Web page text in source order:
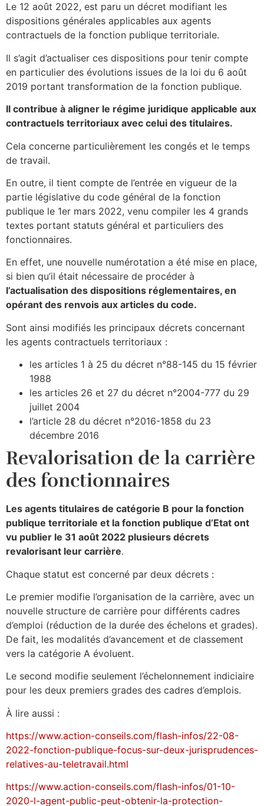
Le 12 août 2022, est paru un décret modifiant les
dispositions générales applicables aux agents
contractuels de la fonction publique territoriale.
Il s’agit d’actualiser ces dispositions pour tenir compte
en particulier des évolutions issues de la loi du 6 août
2019 portant transformation de la fonction publique.
Il contribue à aligner le régime juridique applicable aux
contractuels territoriaux avec celui des titulaires.
Cela concerne particulièrement les congés et le temps
de travail.
En outre, il tient compte de l’entrée en vigueur de la
partie législative du code général de la fonction
publique le 1er mars 2022, venu compiler les 4 grands
textes portant statuts général et particuliers des
fonctionnaires.
En effet, une nouvelle numérotation a été mise en place,
si bien qu’il était nécessaire de procéder à
l’actualisation des dispositions réglementaires, en
opérant des renvois aux articles du code.
Sont ainsi modifiés les principaux décrets concernant
les agents contractuels territoriaux :
les articles 1 à 25 du décret n°88-145 du 15 février
1988
les articles 26 et 27 du décret n°2004-777 du 29
juillet 2004
l’article 28 du décret n°2016-1858 du 23
décembre 2016
Revalorisation de la carrière
des fonctionnaires
Les agents titulaires de catégorie B pour la fonction
publique territoriale et la fonction publique d’Etat ont
vu publier le 31 août 2022 plusieurs décrets
revalorisant leur carrière.
Chaque statut est concerné par deux décrets :
Le premier modifie l’organisation de la carrière, avec un
nouvelle structure de carrière pour différents cadres
d’emploi (réduction de la durée des échelons et grades).
De fait, les modalités d’avancement et de classement
vers la catégorie A évoluent.
Le second modifie seulement l’échelonnement indiciaire
pour les deux premiers grades des cadres d’emplois.
À lire aussi :
https://www.action-conseils.com/flash-infos/22-08-
2022-fonction-publique-focus-sur-deux-jurisprudences-
relatives-au-teletravail.html
https://www.action-conseils.com/flash-infos/01-10-
2020-l-agent-public-peut-obtenir-la-protection-